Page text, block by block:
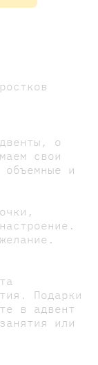
о
свои
и
Подарки
в адвент
или